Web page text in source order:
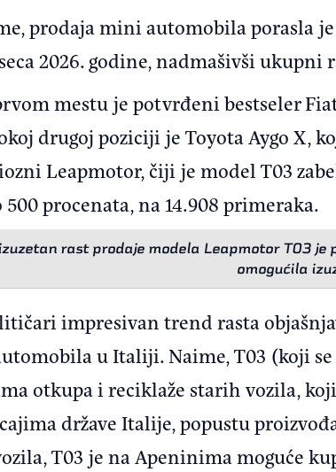
prodaja mini automobila porasla
2026. godine, nadmašivši ukupni
mestu je potvrđeni bestseler
drugoj poziciji je Toyota Aygo X,
Leapmotor, čiji je model T03
500 procenata, na 14.908 primeraka.
rast prodaje modela Leapmotor T03
omogućila
impresivan trend rasta
u Italiji. Naime, T03 (koji
otkupa i reciklaže starih vozila,
države Italije, popustu
T03 je na Apeninima moguće